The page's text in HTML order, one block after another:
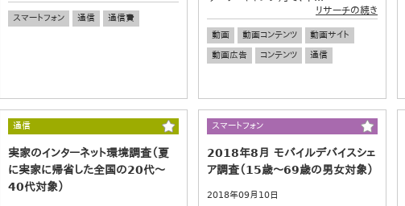
スマートフォン 通信 通信費
リサーチの続き
動画 動画コンテンツ
動画サイト
動画広告
コンテンツ 通信
通信
実家のインターネット環境調査（夏
に実家に帰省した全国の20代～
40代対象）
スマートフォン
2018年8月 モバイルデバイスシェ
ア調査（15歳～69歳の男女対象）
2018年09月10日